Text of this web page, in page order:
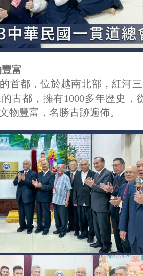
富
首都，位於越南北部，紅河
古都，擁有1000多年歷史
物豐富，名勝古跡遍佈。